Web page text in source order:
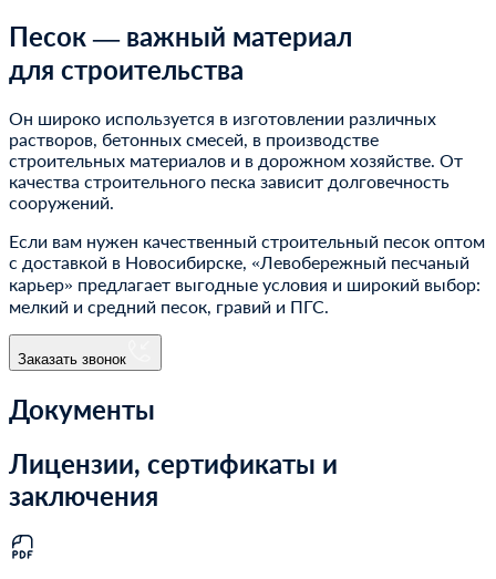
Песок — важный материал
для строительства
Он широко используется в изготовлении различных
растворов, бетонных смесей, в производстве
строительных материалов и в дорожном хозяйстве. От
качества строительного песка зависит долговечность
сооружений.
Если вам нужен качественный строительный песок оптом
с доставкой в Новосибирске, «Левобережный песчаный
карьер» предлагает выгодные условия и широкий выбор:
мелкий и средний песок, гравий и ПГС.
Заказать звонок
Документы
Лицензии, сертификаты и
заключения